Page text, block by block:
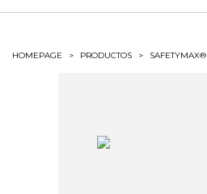
HOMEPAGE > PRODUCTOS > SAFETYMAX®